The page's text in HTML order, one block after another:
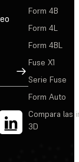
Suscribirse
Form 4B
Form 4L
Form 4BL
Fuse X1
Serie Fuse
Form Auto
Compara las
3D